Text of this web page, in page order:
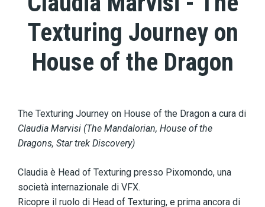
Texturing Journey on
House of the Dragon
The Texturing Journey on House of the Dragon a cura di
Claudia Marvisi (The Mandalorian, House of the
Dragons, Star trek Discovery)
Claudia è Head of Texturing presso Pixomondo, una
società internazionale di VFX.
Ricopre il ruolo di Head of Texturing, e prima ancora di